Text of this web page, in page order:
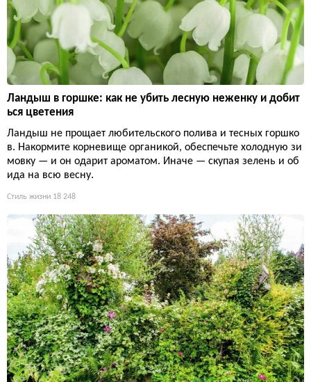
Ландыш в горшке: как не убить лесную неженку и добит
ься цветения
Ландыш не прощает любительского полива и тесных горшко
в. Накормите корневище органикой, обеспечьте холодную зи
мовку — и он одарит ароматом. Иначе — скупая зелень и об
ида на всю весну.
Стиль жизни 18 248